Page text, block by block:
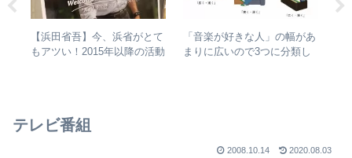
【浜田省吾】今、浜省がとて
もアツい！2015年以降の活動
「音楽が好きな人」の幅があ
まりに広いので3つに分類し
テレビ番組
2008.10.14 2020.08.03